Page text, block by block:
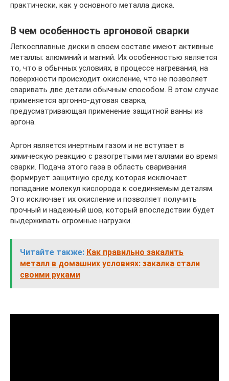
практически, как у основного металла диска.
В чем особенность аргоновой сварки
Легкосплавные диски в своем составе имеют активные
металлы: алюминий и магний. Их особенностью является
то, что в обычных условиях, в процессе нагревания, на
поверхности происходит окисление, что не позволяет
сваривать две детали обычным способом. В этом случае
применяется аргонно-дуговая сварка,
предусматривающая применение защитной ванны из
аргона.
Аргон является инертным газом и не вступает в
химическую реакцию с разогретыми металлами во время
сварки. Подача этого газа в область сваривания
формирует защитную среду, которая исключает
попадание молекул кислорода к соединяемым деталям.
Это исключает их окисление и позволяет получить
прочный и надежный шов, который впоследствии будет
выдерживать огромные нагрузки.
Читайте также: Как правильно закалить
металл в домашних условиях: закалка стали
своими руками